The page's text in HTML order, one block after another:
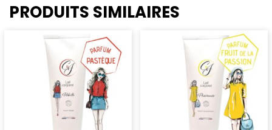
PRODUITS SIMILAIRES